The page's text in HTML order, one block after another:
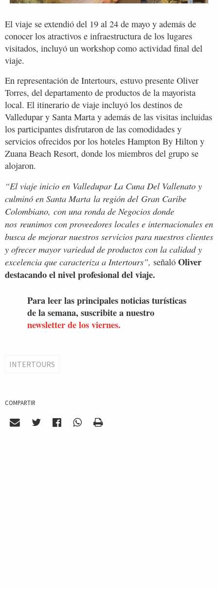
El viaje se extendió del 19 al 24 de mayo y además de
conocer los atractivos e infraestructura de los lugares
visitados, incluyó un workshop como actividad final del
viaje.
En representación de Intertours, estuvo presente Oliver
Torres, del departamento de productos de la mayorista
local. El itinerario de viaje incluyó los destinos de
Valledupar y Santa Marta y además de las visitas incluidas
los participantes disfrutaron de las comodidades y
servicios ofrecidos por los hoteles Hampton By Hilton y
Zuana Beach Resort, donde los miembros del grupo se
alojaron.
“El viaje inicio en Valledupar La Cuna Del Vallenato y
culminó en Santa Marta la región del Gran Caribe
Colombiano, con una ronda de Negocios donde
nos reunimos con proveedores locales e internacionales en
busca de mejorar nuestros servicios para nuestros clientes
y ofrecer mayor variedad de productos con la calidad y
excelencia que caracteriza a Intertours”, señaló Oliver
destacando el nivel profesional del viaje.
Para leer las principales noticias turísticas
de la semana, suscribite a nuestro
newsletter de los viernes.
INTERTOURS
COMPARTIR